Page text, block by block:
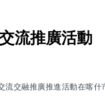
流推廣活動
交融推廣推進活動在喀什